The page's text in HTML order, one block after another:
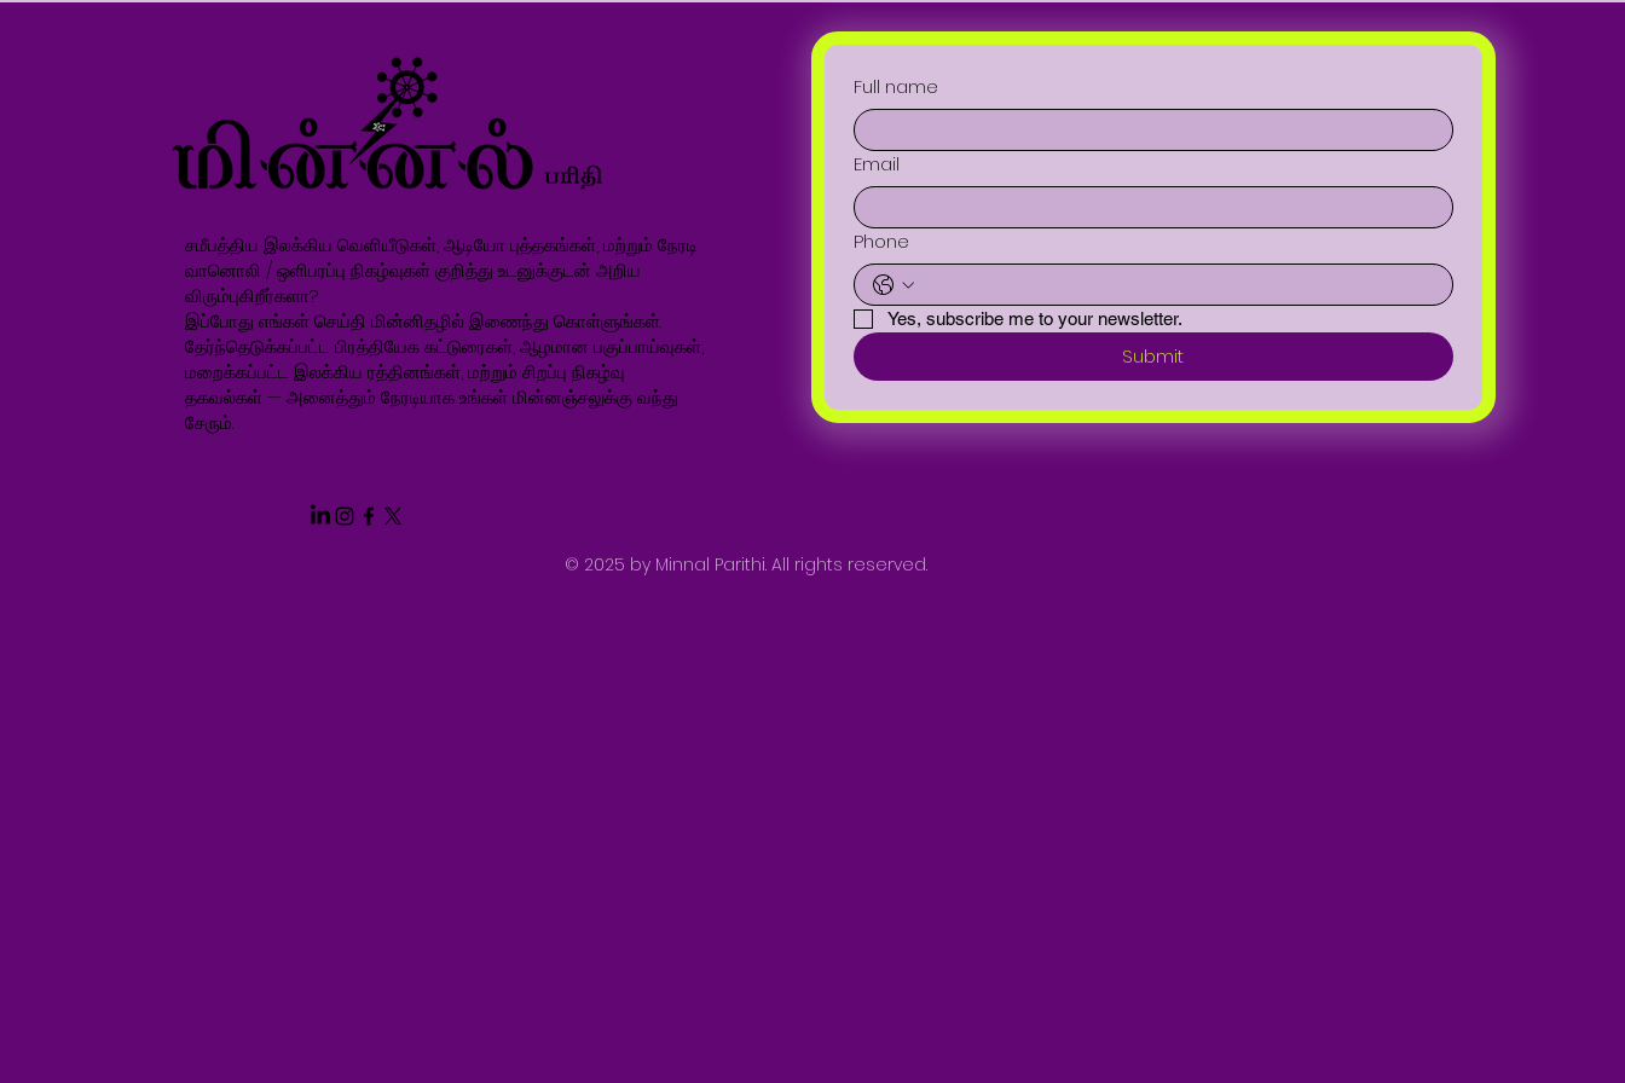
சமீபத்திய இலக்கிய வெளியீடுகள், ஆடியோ புத்தகங்கள், மற்றும் நேரடி
வானொலி / ஒளிபரப்பு நிகழ்வுகள் குறித்து உடனுக்குடன் அறிய
விரும்புகிறீர்களா?
இப்போது எங்கள் செய்தி மின்னிதழில் இணைந்து கொள்ளுங்கள்.
தேர்ந்தெடுக்கப்பட்ட பிரத்தியேக கட்டுரைகள், ஆழமான பகுப்பாய்வுகள்,
மறைக்கப்பட்ட இலக்கிய ரத்தினங்கள், மற்றும் சிறப்பு நிகழ்வு
தகவல்கள் — அனைத்தும் நேரடியாக உங்கள் மின்னஞ்சலுக்கு வந்து
சேரும்.
Full name
Email
Phone
Yes, subscribe me to your newsletter.
Submit
© 2025 by Minnal Parithi. All rights reserved.